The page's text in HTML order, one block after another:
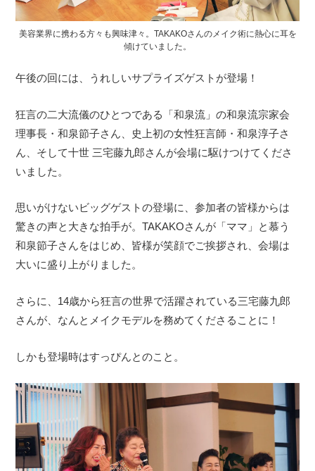
美容業界に携わる方々も興味津々。TAKAKOさんのメイク術に熱心に耳を
傾けていました。
午後の回には、うれしいサプライズゲストが登場！
狂言の二大流儀のひとつである「和泉流」の和泉流宗家会
理事長・和泉節子さん、史上初の女性狂言師・和泉淳子さ
ん、そして十世 三宅藤九郎さんが会場に駆けつけてくださ
いました。
思いがけないビッグゲストの登場に、参加者の皆様からは
驚きの声と大きな拍手が。TAKAKOさんが「ママ」と慕う
和泉節子さんをはじめ、皆様が笑顔でご挨拶され、会場は
大いに盛り上がりました。
さらに、14歳から狂言の世界で活躍されている三宅藤九郎
さんが、なんとメイクモデルを務めてくださることに！
しかも登場時はすっぴんとのこと。